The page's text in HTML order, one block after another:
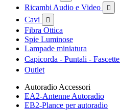
Ricambi Audio e Video 
Cavi 
Fibra Ottica
Spie Luminose
Lampade miniatura
Capicorda - Puntali - Fascette
Outlet
Autoradio Accessori
EA2-Antenne Autoradio
EB2-Plance per autoradio